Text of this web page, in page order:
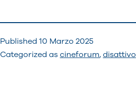
Published 10 Marzo 2025
Categorized ascineforum,disattivo